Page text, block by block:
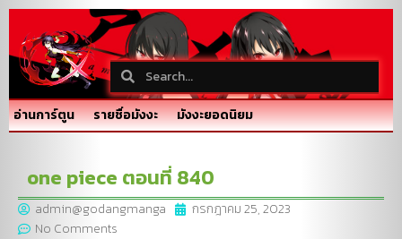
อ่านการ์ตูน รายชื่อมังงะ มังงะยอดนิยม
one piece ตอนที่ 840
admin@godangmanga
กรกฎาคม 25, 2023
No Comments